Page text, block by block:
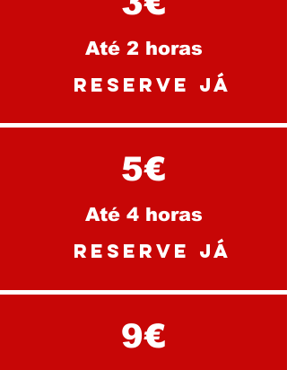
Até 2 horas
reserve já
5€
Até 4 horas
reserve já
9€